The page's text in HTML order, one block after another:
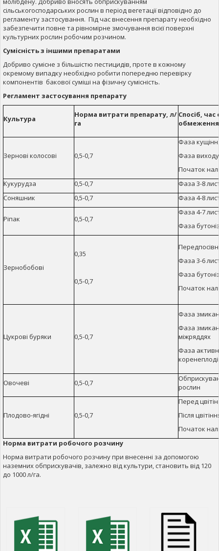
сільськогосподарських рослин в період вегетації відповідно до
регламенту застосування. Під час внесення препарату необхідно
забезпечити повне та рівномірне змочування всієї поверхні
культурних рослин робочим розчином.
Сумісність з іншими препаратами
Добриво сумісне з більшістю пестицидів, проте в кожному
окремому випадку необхідно робити попередню перевірку
компонентів бакової суміші на фізичну сумісність.
Регламент застосування препарату
Культура
Норма витрати препарату, л/
га
Спосіб,
обмеження
Зернові колосові 0,5-0,7
Фаза
Фаза
Початок
Кукурудза
0,5-0,7
Фаза 3-8
Соняшник
0,5-0,7 Фаза 4-8
Ріпак 0,5-0,7
Фаза 4-7
Фаза
Зернобобові
0,35
0,5-0,7
Фаза 3-6
Фаза
Початок
Цукрові буряки 0,5-0,7
Фаза
Фаза
міжряддях
Фаза
Овочеві 0,5-0,7
рослин
Плодово-ягідні 0,5-0,7
Перед
Після
Початок
Норма витрати робочого розчину
Норма витрати робочого розчину при внесенні за допомогою
наземних обприскувачів, залежно від культури, становить від 120
до 1000 л/га.